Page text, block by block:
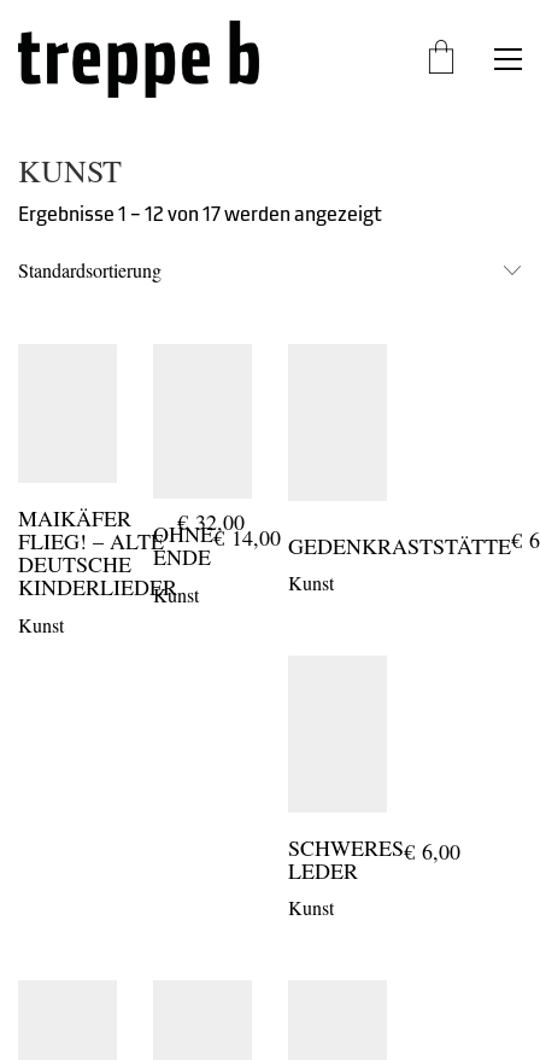
KUNST
Ergebnisse 1 – 12 von 17 werden angezeigt
Standardsortierung
MAIKÄFER
FLIEG! – ALTE
DEUTSCHE
KINDERLIEDER
Kunst
€32,00
OHNE
ENDE
Kunst
€14,00 GEDENKRASTSTÄTTE
Kunst
€
SCHWERES
LEDER
Kunst
€6,00